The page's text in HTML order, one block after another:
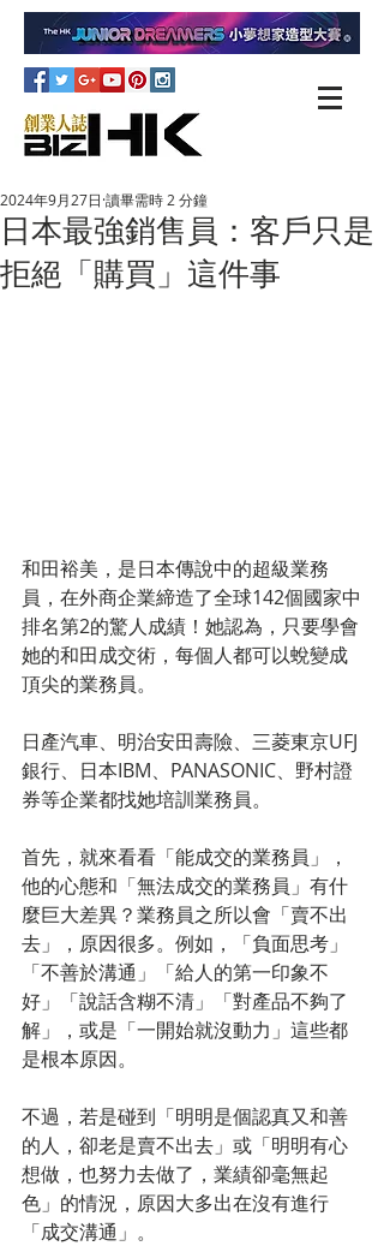
日本最強銷售員：客戶只是
拒絕「購買」這件事
2024年9月27日 讀畢需時 2 分鐘
和田裕美，是日本傳說中的超級業務
員，在外商企業締造了全球142個國家中
排名第2的驚人成績！她認為，只要學會
她的和田成交術，每個人都可以蛻變成
頂尖的業務員。
日產汽車、明治安田壽險、三菱東京UFJ
銀行、日本IBM、PANASONIC、野村證
券等企業都找她培訓業務員。
首先，就來看看「能成交的業務員」，
他的心態和「無法成交的業務員」有什
麼巨大差異？業務員之所以會「賣不出
去」，原因很多。例如，「負面思考」
「不善於溝通」「給人的第一印象不
好」「說話含糊不清」「對產品不夠了
解」，或是「一開始就沒動力」這些都
是根本原因。
不過，若是碰到「明明是個認真又和善
的人，卻老是賣不出去」或「明明有心
想做，也努力去做了，業績卻毫無起
色」的情況，原因大多出在沒有進行
「成交溝通」。